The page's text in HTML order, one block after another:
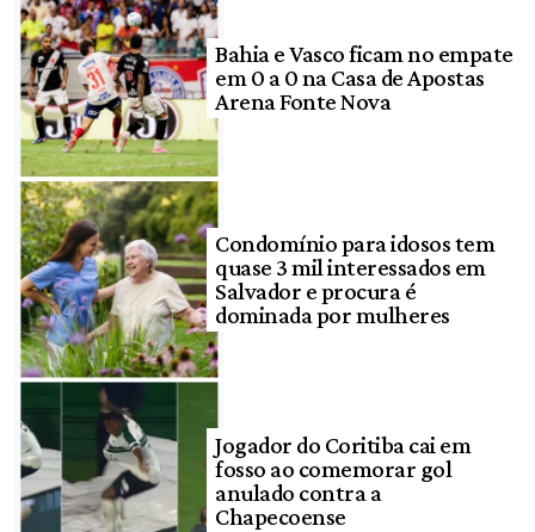
Bahia e Vasco ficam no empate
em 0 a 0 na Casa de Apostas
Arena Fonte Nova
Condomínio para idosos tem
quase 3 mil interessados em
Salvador e procura é
dominada por mulheres
Jogador do Coritiba cai em
fosso ao comemorar gol
anulado contra a
Chapecoense